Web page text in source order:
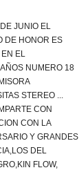
JUNIO EL
DE HONOR ES
EN EL
NUMERO 18
STEREO ...
CON
CON LA
Y GRANDES
DEL
FLOW,